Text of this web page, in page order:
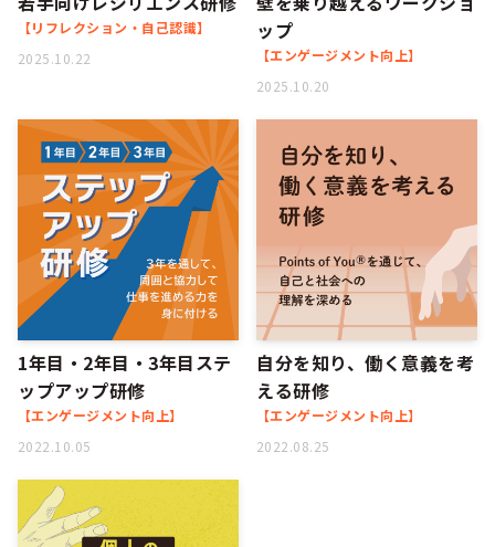
【リフレクション・自己認識】
2025.10.22
ップ
【エンゲージメント向上】
2025.10.20
1年目・2年目・3年目ステ
ップアップ研修
【エンゲージメント向上】
2022.10.05
自分を知り、働く意義を考
える研修
【エンゲージメント向上】
2022.08.25